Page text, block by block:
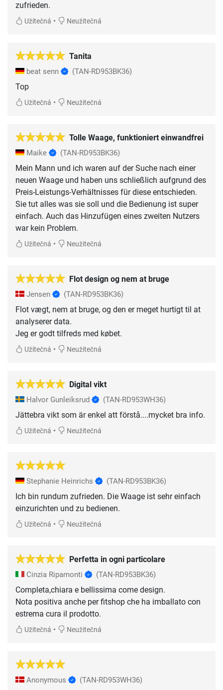
zufrieden.
Užitečná • Neužitečná
Tanita
beat senn (TAN-RD953BK36)
Top
Užitečná • Neužitečná
Tolle Waage, funktioniert einwandfrei
Maike (TAN-RD953BK36)
Mein Mann und ich waren auf der Suche nach einer
neuen Waage und haben uns schließlich aufgrund des
Preis-Leistungs-Verhältnisses für diese entschieden.
Sie tut alles was sie soll und die Bedienung ist super
einfach. Auch das Hinzufügen eines zweiten Nutzers
war kein Problem.
Užitečná • Neužitečná
Flot design og nem at bruge
Jensen (TAN-RD953BK36)
Flot vægt, nem at bruge, og den er meget hurtigt til at
analyserer data.
Jeg er godt tilfreds med købet.
Užitečná • Neužitečná
Digital vikt
Halvor Gunleiksrud (TAN-RD953WH36)
Jättebra vikt som är enkel att förstå....mycket bra info.
Užitečná • Neužitečná
Stephanie Heinrichs (TAN-RD953BK36)
Ich bin rundum zufrieden. Die Waage ist sehr einfach
einzurichten und zu bedienen.
Užitečná • Neužitečná
Perfetta in ogni particolare
Cinzia Ripamonti (TAN-RD953BK36)
Completa,chiara e bellissima come design.
Nota positiva anche per fitshop che ha imballato con
estrema cura il prodotto.
Užitečná • Neužitečná
Anonymous (TAN-RD953WH36)